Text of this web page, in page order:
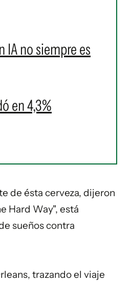
no siempre es
en 4,3%
de ésta cerveza, dijeron
Hard Way", está
sueños contra
trazando el viaje